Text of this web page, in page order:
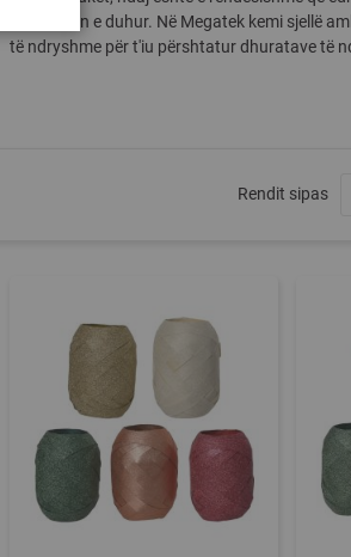
vëmendjen e duhur. Në Megatek kemi sjellë
të ndryshme për t'iu përshtatur dhuratave të
Rendit sipas